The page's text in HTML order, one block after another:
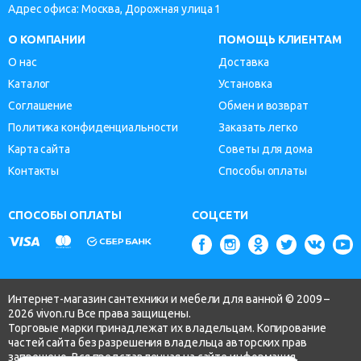
Адрес офиса: Москва, Дорожная улица 1
О КОМПАНИИ
О нас
Каталог
Соглашение
Политика конфиденциальности
Карта сайта
Контакты
ПОМОЩЬ КЛИЕНТАМ
Доставка
Установка
Обмен и возврат
Заказать легко
Советы для дома
Способы оплаты
СПОСОБЫ ОПЛАТЫ СОЦСЕТИ
Интернет-магазин сантехники и мебели для ванной © 2009 –
2026 vivon.ru Все права защищены.
Торговые марки принадлежат их владельцам. Копирование
частей сайта без разрешения владельца авторских прав
запрещено. Вся представленная на сайте информация,